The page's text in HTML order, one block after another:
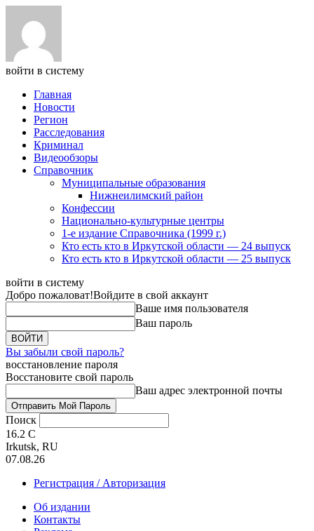
войти в систему
Главная
Новости
Регион
Расследования
Криминал
Видеообзоры
Справочник
Муниципальные образования
Нижнеилимский район
Конфессии
Национально-культурные центры
1-е издание Справочника (1999 г.)
Кто есть кто в Иркутской области — 24 выпуск
Кто есть кто в Иркутской области — 25 выпуск
войти в систему
Добро пожаловат!Войдите в свой аккаунт
Ваше имя пользователя
Ваш пароль
Вы забыли свой пароль?
восстановление пароля
Восстановите свой пароль
Ваш адрес электронной почты
Поиск
16.2 C
Irkutsk, RU
07.08.26
Регистрация / Авторизация
Об издании
Контакты